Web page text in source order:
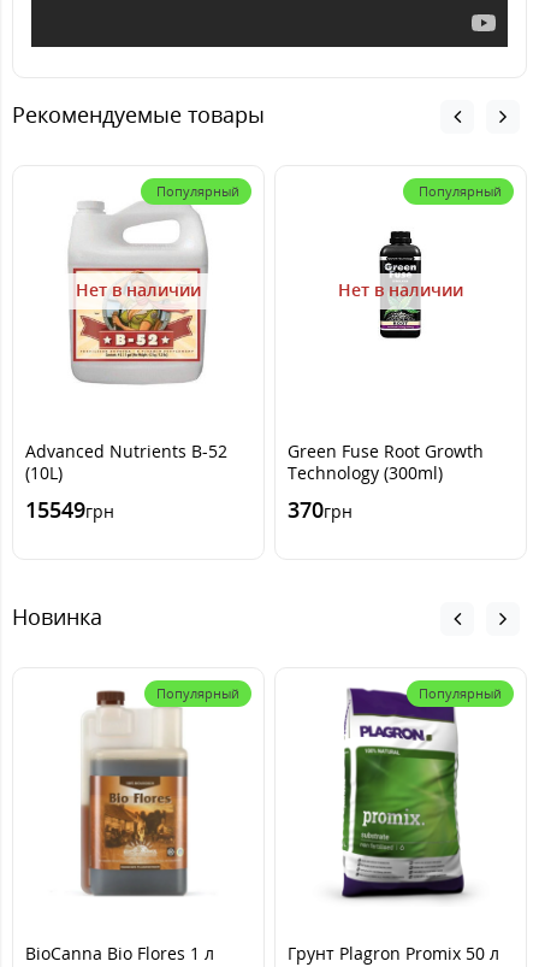
Рекомендуемые товары
Популярный
Нет в наличии
Advanced Nutrients B-52
(10L)
15549грн
Популярный
Нет в наличии
Green Fuse Root Growth
Technology (300ml)
370грн
Новинка
Популярный
BioCanna Bio Flores 1 л
Популярный
Грунт Plagron Promix 50 л